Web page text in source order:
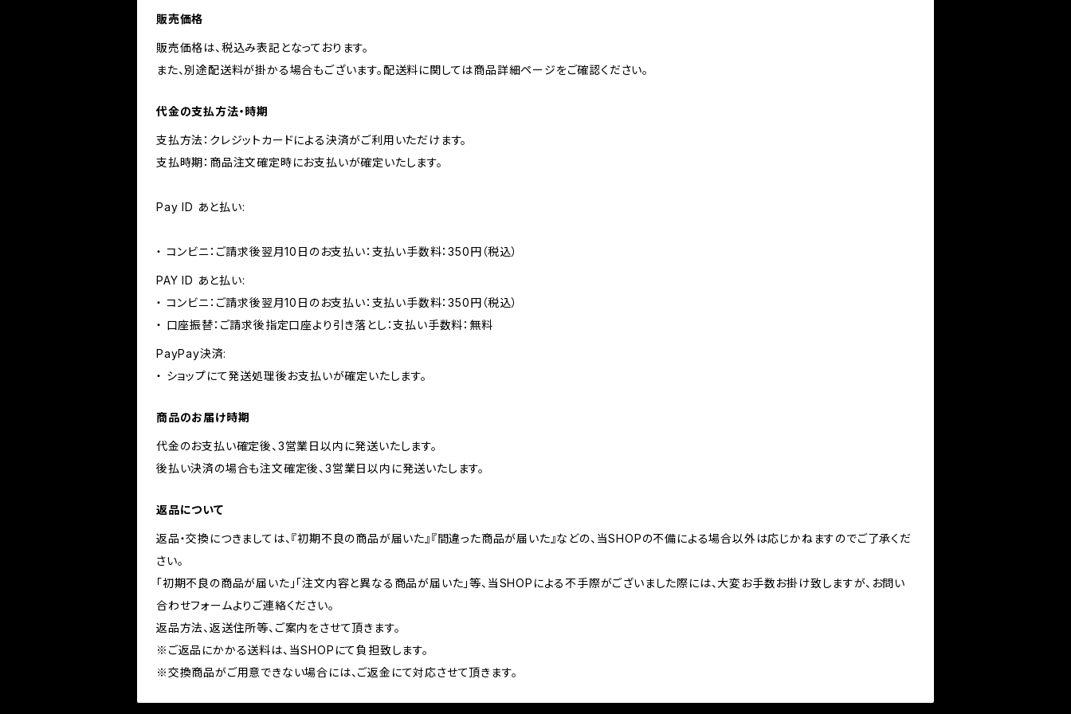
販売価格
販売価格は、税込み表記となっております。
また、別途配送料が掛かる場合もございます。配送料に関しては商品詳細ページをご確認ください。
代金の支払方法・時期
支払方法：クレジットカードによる決済がご利用いただけます。
支払時期：商品注文確定時にお支払いが確定いたします。
Pay ID あと払い:
・ コンビニ：ご請求後翌月10日のお支払い：支払い手数料：350円（税込）
PAY ID あと払い:
・ コンビニ：ご請求後翌月10日のお支払い：支払い手数料：350円（税込）
・ 口座振替：ご請求後指定口座より引き落とし：支払い手数料：無料
PayPay決済:
・ ショップにて発送処理後お支払いが確定いたします。
商品のお届け時期
代金のお支払い確定後、3営業日以内に発送いたします。
後払い決済の場合も注文確定後、3営業日以内に発送いたします。
返品について
返品・交換につきましては、『初期不良の商品が届いた』『間違った商品が届いた』などの、当SHOPの不備による場合以外は応じかねますのでご了承くだ
さい。
「初期不良の商品が届いた」「注文内容と異なる商品が届いた」等、当SHOPによる不手際がございました際には、大変お手数お掛け致しますが、お問い
合わせフォームよりご連絡ください。
返品方法、返送住所等、ご案内をさせて頂きます。
※ご返品にかかる送料は、当SHOPにて負担致します。
※交換商品がご用意できない場合には、ご返金にて対応させて頂きます。